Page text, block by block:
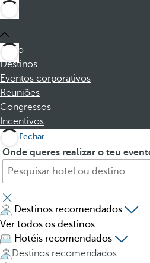
Início
Destinos
Eventos corporativos
Reuniões
Congressos
Incentivos
Fechar
Onde queres realizar o teu
P
o
c
u
r
e
h
P
e
s
s
i
n
g
Destinos recomendados
Ver todos os destinos
Hotéis recomendados
Destinos recomendados